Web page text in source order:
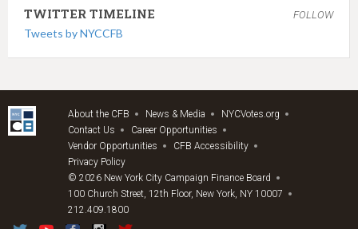
TWITTER TIMELINE FOLLOW
Tweets by NYCCFB
About the CFB News & Media
NYCVotes.org
Contact Us
Career Opportunities
Vendor Opportunities
CFB Accessibility
Privacy Policy
© 2026 New York City Campaign Finance Board
100 Church Street, 12th Floor, New York, NY 10007
212.409.1800